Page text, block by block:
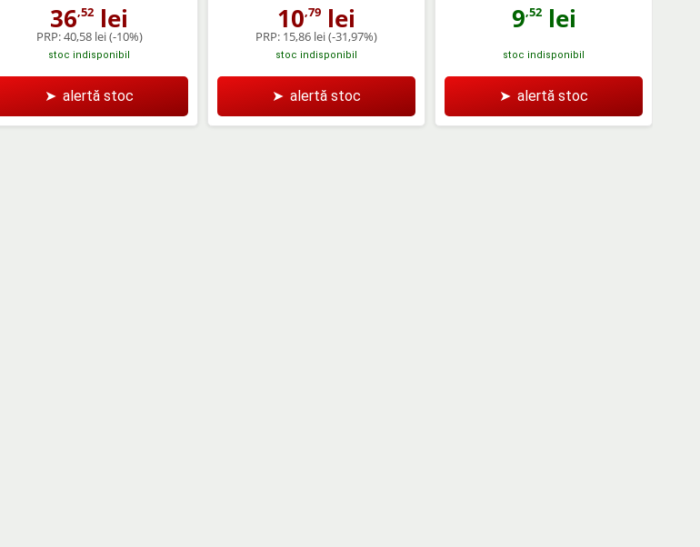
36,52 lei
PRP:40,58 lei(-10%)
stoc indisponibil
➤ alertă stoc
10,79 lei
PRP: 15,86 lei(-31,97%)
stoc indisponibil
➤ alertă stoc
9,52lei
stoc indisponibil
➤ alertă stoc